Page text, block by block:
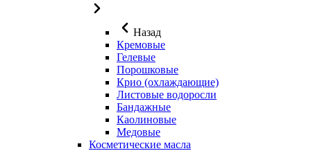
Назад
Кремовые
Гелевые
Порошковые
Крио (охлаждающие)
Листовые водоросли
Бандажные
Каолиновые
Медовые
Косметические масла